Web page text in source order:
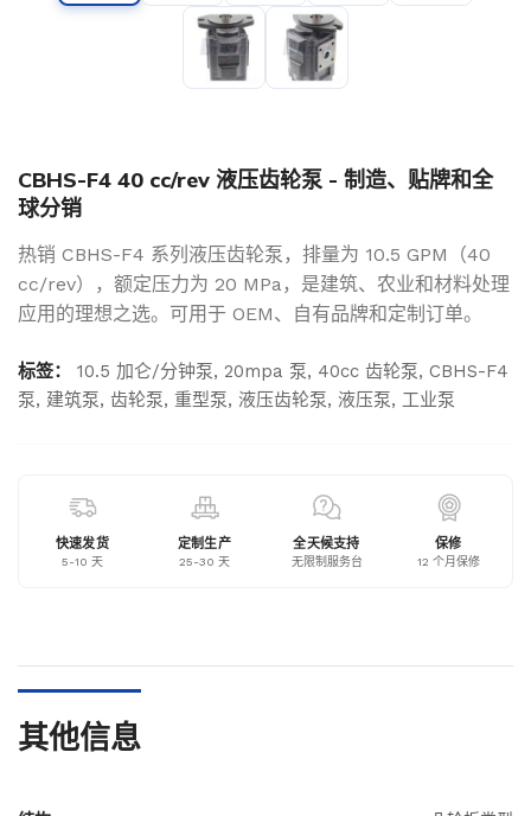
CBHS-F4 40 cc/rev 液压齿轮泵 - 制造、贴牌和全
球分销
热销 CBHS-F4 系列液压齿轮泵，排量为 10.5 GPM（40
cc/rev），额定压力为 20 MPa，是建筑、农业和材料处理
应用的理想之选。可用于 OEM、自有品牌和定制订单。
标签： 10.5 加仑/分钟泵, 20mpa 泵, 40cc 齿轮泵, CBHS-F4
泵, 建筑泵, 齿轮泵, 重型泵, 液压齿轮泵, 液压泵, 工业泵
快速发货
5-10 天
定制生产
25-30 天
全天候支持
无限制服务台
保修
12 个月保修
其他信息